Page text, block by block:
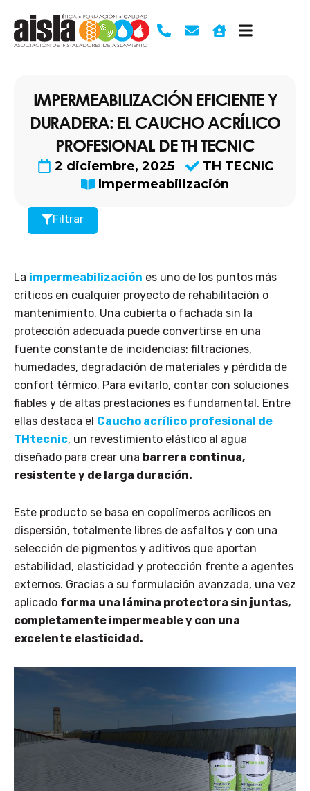
contenido
IMPERMEABILIZACIÓN EFICIENTE Y
DURADERA: EL CAUCHO ACRÍLICO
PROFESIONAL DE TH TECNIC
2 diciembre, 2025
TH TECNIC
Impermeabilización
Filtrar
La impermeabilización es uno de los puntos más
críticos en cualquier proyecto de rehabilitación o
mantenimiento. Una cubierta o fachada sin la
protección adecuada puede convertirse en una
fuente constante de incidencias: filtraciones,
humedades, degradación de materiales y pérdida de
confort térmico. Para evitarlo, contar con soluciones
fiables y de altas prestaciones es fundamental. Entre
ellas destaca el Caucho acrílico profesional de
THtecnic, un revestimiento elástico al agua
diseñado para crear una barrera continua,
resistente y de larga duración.
Este producto se basa en copolímeros acrílicos en
dispersión, totalmente libres de asfaltos y con una
selección de pigmentos y aditivos que aportan
estabilidad, elasticidad y protección frente a agentes
externos. Gracias a su formulación avanzada, una vez
aplicado forma una lámina protectora sin juntas,
completamente impermeable y con una
excelente elasticidad.